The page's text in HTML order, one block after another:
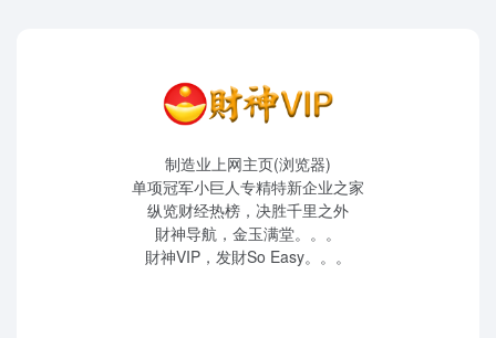
制造业上网主页(浏览器)
单项冠军小巨人专精特新企业之家
纵览财经热榜，决胜千里之外
財神导航，金玉满堂。。。
財神VIP，发財So Easy。。。